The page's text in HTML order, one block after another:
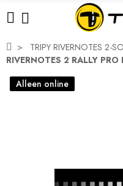
TRIPY RIVERNOTES 2-
RIVERNOTES 2 RALLY
Alleen online